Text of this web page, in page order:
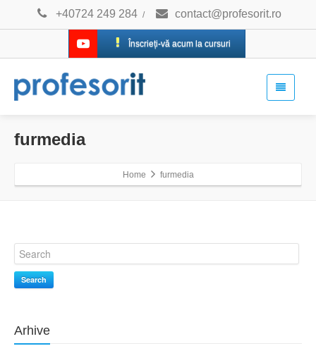
+40724 249 284 / contact@profesorit.ro
Înscrieți-vă acum la cursuri
furmedia
Home furmedia
Search
Arhive